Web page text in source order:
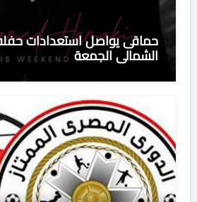
حماقى يواصل استعدادات
الشمالى الجمعة